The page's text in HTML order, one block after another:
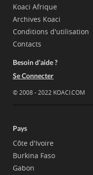
Koaci Afrique
Archives Koaci
Conditions d'utilisation
Contacts
Besoin d'aide ?
Se Connecter
© 2008 - 2022 KOACI.COM
Pays
Côte d'Ivoire
Burkina Faso
Gabon